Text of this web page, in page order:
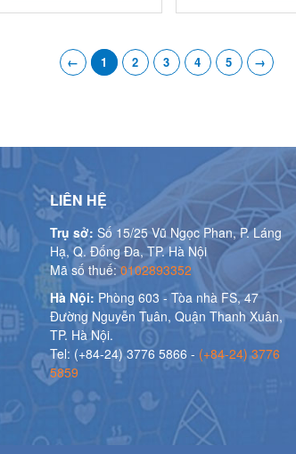
← 1 2 3 4 5 →
LIÊN HỆ
Trụ sở: Số 15/25 Vũ Ngọc Phan, P. Láng
Hạ, Q. Đống Đa, TP. Hà Nội
Mã số thuế:0102893352
Hà Nội: Phòng 603 - Tòa nhà FS, 47
Đường Nguyễn Tuân, Quận Thanh Xuân,
TP. Hà Nội.
Tel: (+84-24) 3776 5866 - (+84-24) 3776
5859